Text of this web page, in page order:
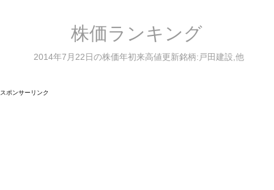
株価ランキング
2014年7月22日の株価年初来高値更新銘柄:戸田建設,他
スポンサーリンク